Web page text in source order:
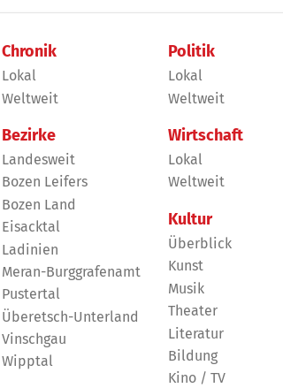
Chronik
Lokal
Weltweit
Bezirke
Landesweit
Bozen Leifers
Bozen Land
Eisacktal
Ladinien
Meran-Burggrafenamt
Pustertal
Überetsch-Unterland
Vinschgau
Wipptal
Politik
Lokal
Weltweit
Wirtschaft
Lokal
Weltweit
Kultur
Überblick
Kunst
Musik
Theater
Literatur
Bildung
Kino / TV